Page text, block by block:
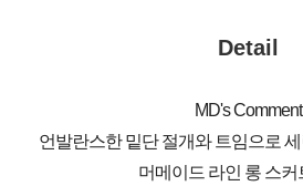
Detail
MD's Comment
언발란스한 밑단 절개와 트임으로
머메이드 라인 롱 스커